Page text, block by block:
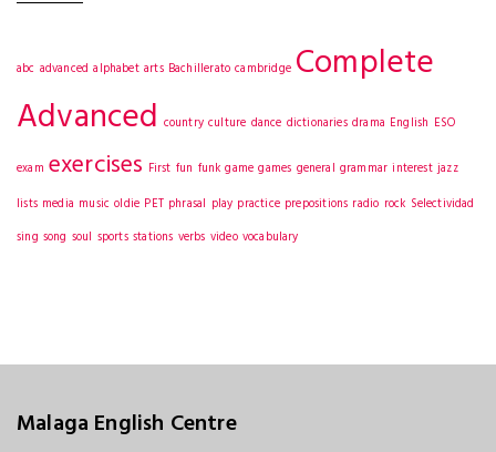
abc advanced alphabet arts Bachillerato cambridge Complete
Advanced country culture dance dictionaries drama English ESO
exam exercises First fun funk game games general grammar interest jazz
lists media music oldie PET phrasal play practice prepositions radio rock Selectividad
sing song soul sports stations verbs video vocabulary
Malaga English Centre